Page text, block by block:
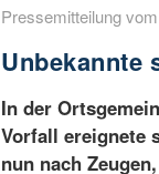
Pressemitteilung
Unbekannte
In der
Vorfall ereignete
nun nach